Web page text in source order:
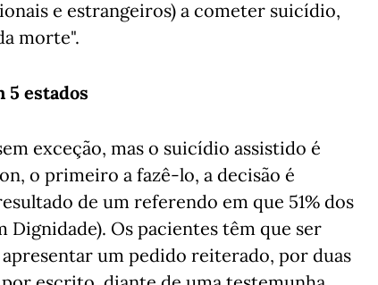
e estrangeiros) a cometer suicídio,
morte".
5 estados
exceção, mas o suicídio assistido é
o primeiro a fazê-lo, a decisão é
de um referendo em que 51% dos
Os pacientes têm que ser
um pedido reiterado, por duas